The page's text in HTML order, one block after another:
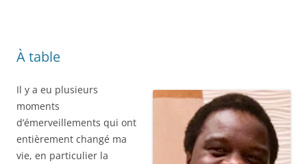
À table
Il y a eu plusieurs
moments
d’émerveillements qui ont
entièrement changé ma
vie, en particulier la